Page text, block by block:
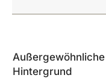
Hintergrund